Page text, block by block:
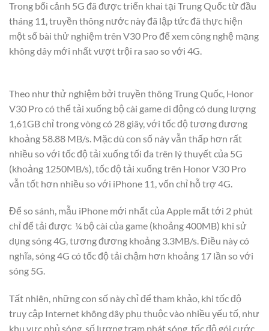
Trong bối cảnh 5G đã được triển khai tại Trung Quốc từ đầu
tháng 11, truyền thông nước này đã lập tức đã thực hiện
một số bài thử nghiệm trên V30 Pro để xem công nghệ mạng
không dây mới nhất vượt trội ra sao so với 4G.
Theo như thử nghiệm bởi truyền thông Trung Quốc, Honor
V30 Pro có thể tải xuống bộ cài game di động có dung lượng
1,61GB chỉ trong vòng có 28 giây, với tốc độ tương đương
khoảng 58.88 MB/s. Mặc dù con số này vẫn thấp hơn rất
nhiều so với tốc độ tải xuống tối đa trên lý thuyết của 5G
(khoảng 1250MB/s), tốc độ tải xuống trên Honor V30 Pro
vẫn tốt hơn nhiều so với iPhone 11, vốn chỉ hỗ trợ 4G.
Để so sánh, mẫu iPhone mới nhất của Apple mất tới 2 phút
chỉ để tải được ¼ bộ cài của game (khoảng 400MB) khi sử
dụng sóng 4G, tương đương khoảng 3.3MB/s. Điều này có
nghĩa, sóng 4G có tốc độ tải chậm hơn khoảng 17 lần so với
sóng 5G.
Tất nhiên, những con số này chỉ để tham khảo, khi tốc độ
truy cập Internet không dây phụ thuộc vào nhiều yếu tố, như
khu vực phủ sóng, số lượng trạm phát sóng, tốc độ gói cước.